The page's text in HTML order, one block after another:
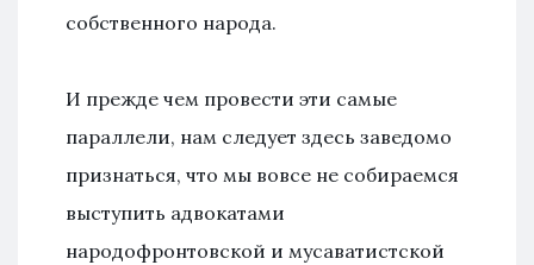
собственного народа.
И прежде чем провести эти самые
параллели, нам следует здесь заведомо
признаться, что мы вовсе не собираемся
выступить адвокатами
народофронтовской и мусаватистской